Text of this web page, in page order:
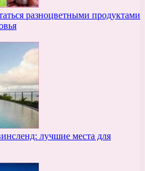
разноцветными продуктами
лучшие места для